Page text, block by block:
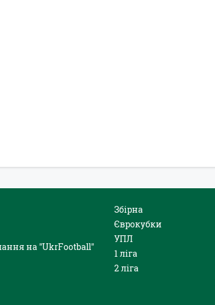
на "UkrFootball"
Збірна
Єврокубки
УПЛ
1 ліга
2 ліга